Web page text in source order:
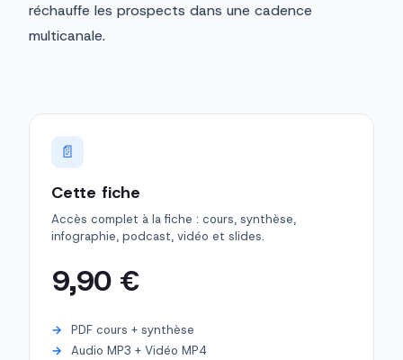
réchauffe les prospects dans une cadence
multicanale.
📄
Cette fiche
Accès complet à la fiche : cours, synthèse,
infographie, podcast, vidéo et slides.
9,90 €
PDF cours + synthèse
Audio MP3 + Vidéo MP4